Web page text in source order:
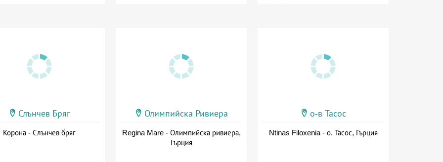
Слънчев Бряг
Корона - Слънчев бряг
Олимпийска Ривиера
Regina Mare - Олимпийска ривиера,
Гърция
о-в Тасос
Ntinas Filoxenia - о. Тасос, Гърция